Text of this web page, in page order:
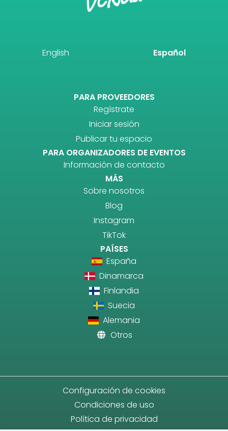
English Español
PARA PROVEEDORES
Regístrate
Iniciar sesión
Publicar tu espacio
PARA ORGANIZADORES DE EVENTOS
Información de contacto
MÁS
Sobre nosotros
Blog
Instagram
TikTok
PAÍSES
España
Dinamarca
Finlandia
Suecia
Alemania
Otros
Configuración de cookies
Condiciones de uso
Política de privacidad